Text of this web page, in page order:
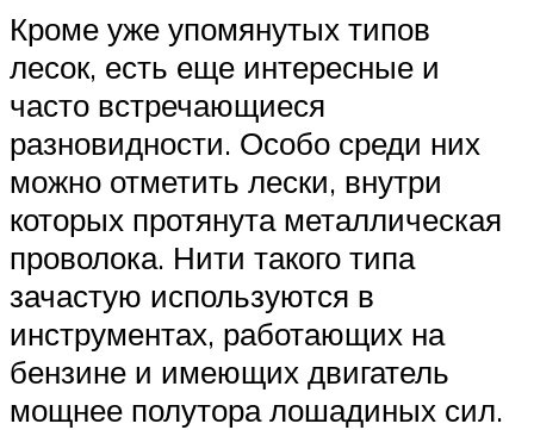
Кроме уже упомянутых типов
лесок, есть еще интересные и
часто встречающиеся
разновидности. Особо среди них
можно отметить лески, внутри
которых протянута металлическая
проволока. Нити такого типа
зачастую используются в
инструментах, работающих на
бензине и имеющих двигатель
мощнее полутора лошадиных сил.